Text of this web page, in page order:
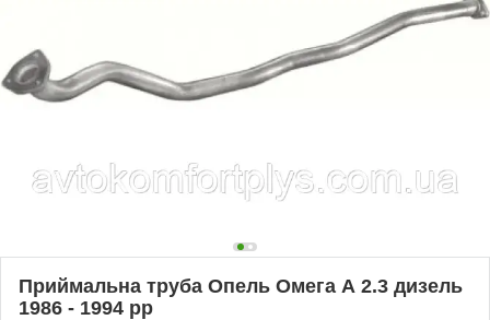
Приймальна труба Опель Омега А 2.3 дизель
1986 - 1994 рр